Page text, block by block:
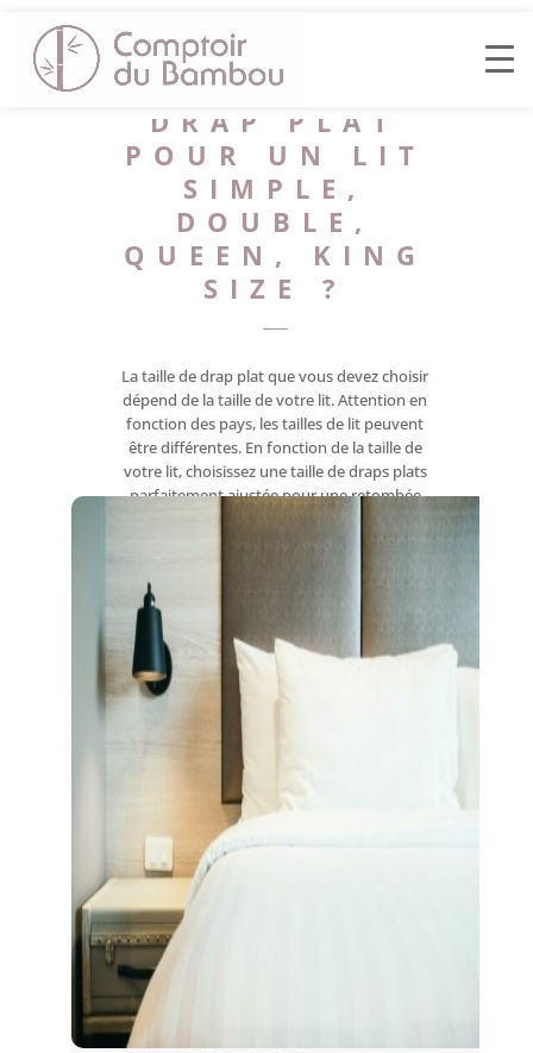
QUELLE
TAILLE DE
DRAP PLAT
POUR UN LIT
SIMPLE,
DOUBLE,
QUEEN, KING
SIZE ?
La taille de drap plat que vous devez choisir
dépend de la taille de votre lit. Attention en
fonction des pays, les tailles de lit peuvent
être différentes. En fonction de la taille de
votre lit, choisissez une taille de draps plats
parfaitement ajustée pour une retombée